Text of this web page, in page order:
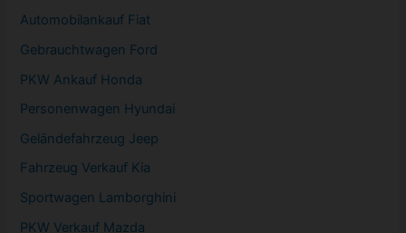
Automobilankauf Fiat
Gebrauchtwagen Ford
PKW Ankauf Honda
Personenwagen Hyundai
Geländefahrzeug Jeep
Fahrzeug Verkauf Kia
Sportwagen Lamborghini
PKW Verkauf Mazda